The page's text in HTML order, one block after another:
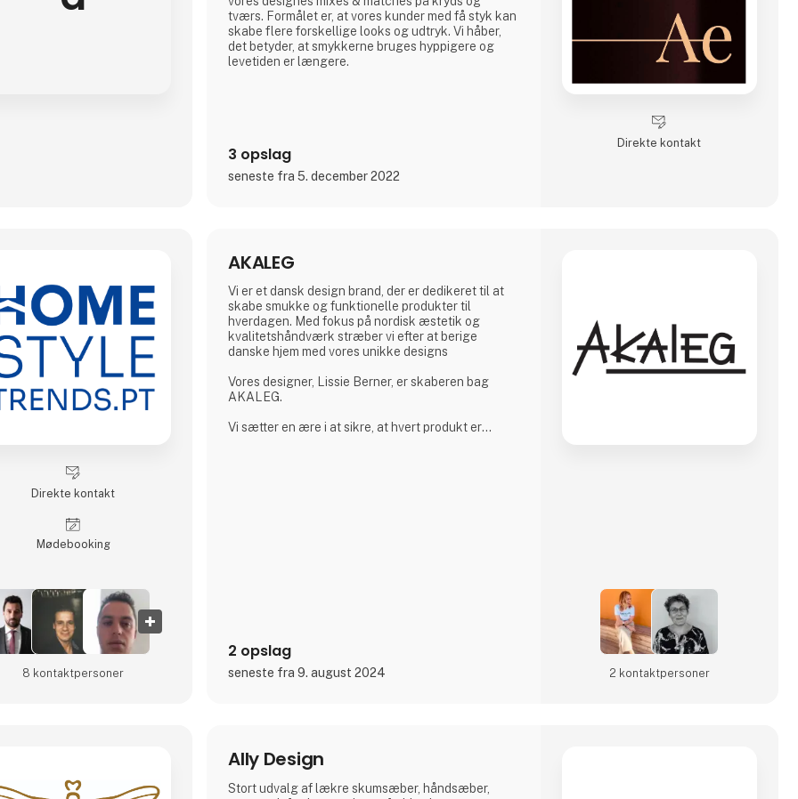
tværs. Formålet er, at vores kunder med få styk kan
skabe flere forskellige looks og udtryk. Vi håber,
det betyder, at smykkerne bruges hyppigere og
levetiden er længere.
3 opslag
seneste fra 5. december 2022
Direkte kontakt
Direkte kontakt
Møde­booking
8 kontakt­personer
AKALEG
Vi er et dansk design brand, der er dedikeret til at
skabe smukke og funktionelle produkter til
hverdagen. Med fokus på nordisk æstetik og
kvalitetshåndværk stræber vi efter at berige
danske hjem med vores unikke designs
Vores designer, Lissie Berner, er skaberen bag
AKALEG.
Vi sætter en ære i at sikre, at hvert produkt er
2 opslag
seneste fra 9. august 2024 2 kontakt­personer
Ally Design
Stort udvalg af lækre skumsæber, håndsæber,